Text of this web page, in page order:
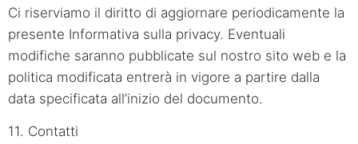
Ci riserviamo il diritto di aggiornare periodicamente la
presente Informativa sulla privacy. Eventuali
modifiche saranno pubblicate sul nostro sito web e la
politica modificata entrerà in vigore a partire dalla
data specificata all’inizio del documento.
11. Contatti